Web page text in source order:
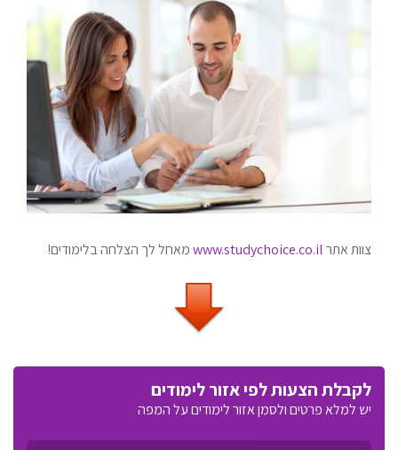
צוות אתרwww.studychoice.co.ilמאחל לך הצלחה בלימודים!
לקבלת הצעות לפי אזור לימודים
יש למלא פרטים ולסמן אזור לימודים על המפה